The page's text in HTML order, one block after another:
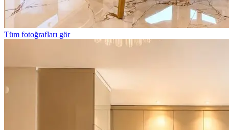
Tüm fotoğrafları gör